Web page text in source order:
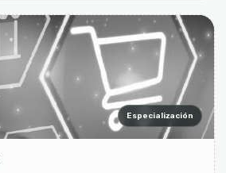
Especialización